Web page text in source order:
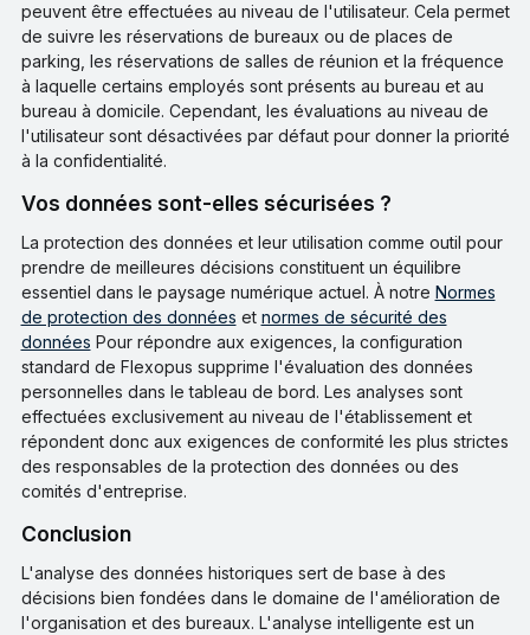
peuvent être effectuées au niveau de l'utilisateur. Cela permet
de suivre les réservations de bureaux ou de places de
parking, les réservations de salles de réunion et la fréquence
à laquelle certains employés sont présents au bureau et au
bureau à domicile. Cependant, les évaluations au niveau de
l'utilisateur sont désactivées par défaut pour donner la priorité
à la confidentialité.
Vos données sont-elles sécurisées ?
La protection des données et leur utilisation comme outil pour
prendre de meilleures décisions constituent un équilibre
essentiel dans le paysage numérique actuel. À notre Normes
de protection des données et normes de sécurité des
données Pour répondre aux exigences, la configuration
standard de Flexopus supprime l'évaluation des données
personnelles dans le tableau de bord. Les analyses sont
effectuées exclusivement au niveau de l'établissement et
répondent donc aux exigences de conformité les plus strictes
des responsables de la protection des données ou des
comités d'entreprise.
conclusion
L'analyse des données historiques sert de base à des
décisions bien fondées dans le domaine de l'amélioration de
l'organisation et des bureaux. L'analyse intelligente est un